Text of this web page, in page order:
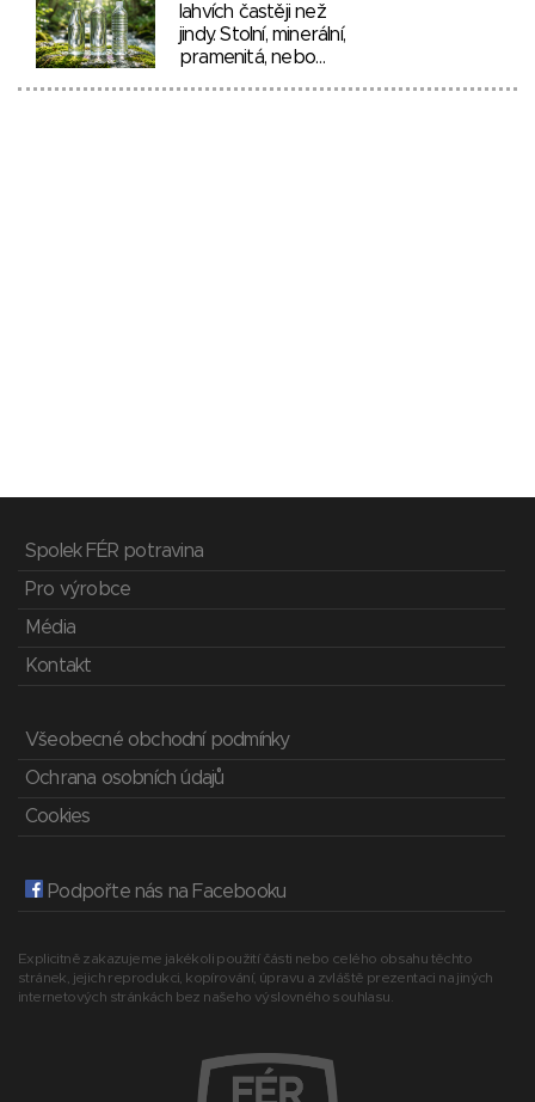
lahvích častěji než
jindy. Stolní, minerální,
pramenitá, nebo…
Spolek FÉR potravina
Pro výrobce
Média
Kontakt
Všeobecné obchodní podmínky
Ochrana osobních údajů
Cookies
Podpořte nás na Facebooku
Explicitně zakazujeme jakékoli použití části nebo celého obsahu těchto
stránek, jejich reprodukci, kopírování, úpravu a zvláště prezentaci na jiných
internetových stránkách bez našeho výslovného souhlasu.